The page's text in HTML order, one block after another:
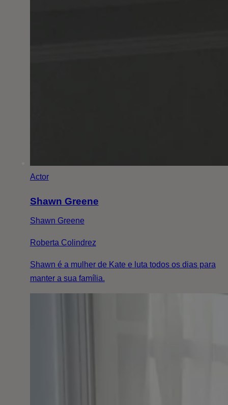
Actor
Shawn Greene
Shawn Greene
Roberta Colindrez
Shawn é a mulher de Kate e luta todos os dias para
manter a sua família.